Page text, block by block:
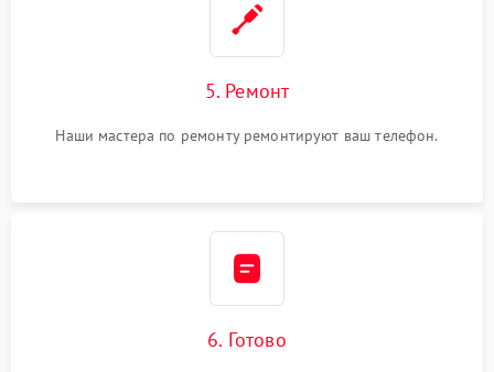
5. Ремонт
Наши мастера по ремонту ремонтируют ваш телефон.
6. Готово